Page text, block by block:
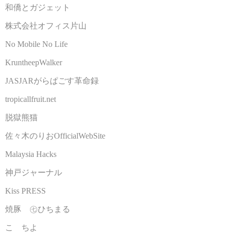
和僑とガジェット
株式会社オフィス片山
No Mobile No Life
KruntheepWalker
JASJARがらぱごす革命録
tropicallfruit.net
脱獄熊猫
佐々木のりおOfficialWebSite
Malaysia Hacks
神戸ジャーナル
Kiss PRESS
焼豚 ㊆ひちまる
こゝちよ